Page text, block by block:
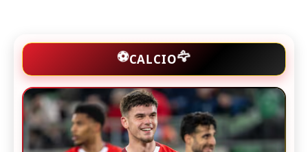
⚽CALCIO🦅